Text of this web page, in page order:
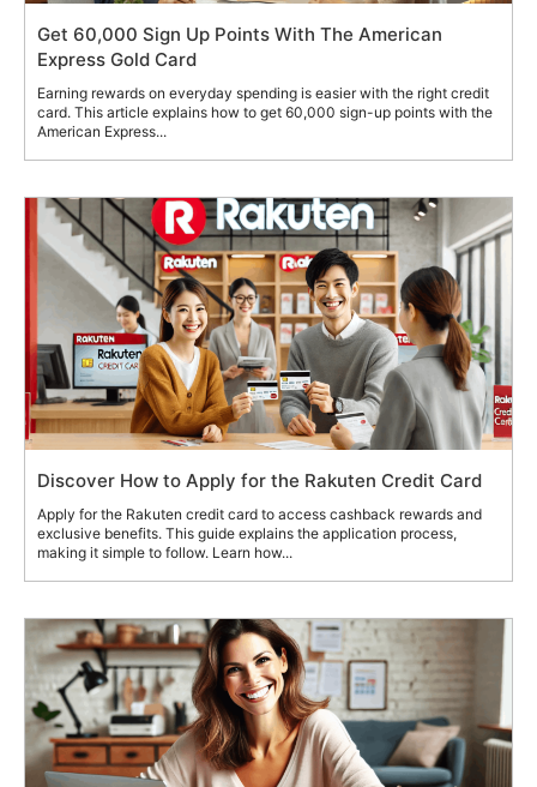
Get 60,000 Sign Up Points With The American
Express Gold Card
Earning rewards on everyday spending is easier with the right credit
card. This article explains how to get 60,000 sign-up points with the
American Express...
Discover How to Apply for the Rakuten Credit Card
Apply for the Rakuten credit card to access cashback rewards and
exclusive benefits. This guide explains the application process,
making it simple to follow. Learn how...